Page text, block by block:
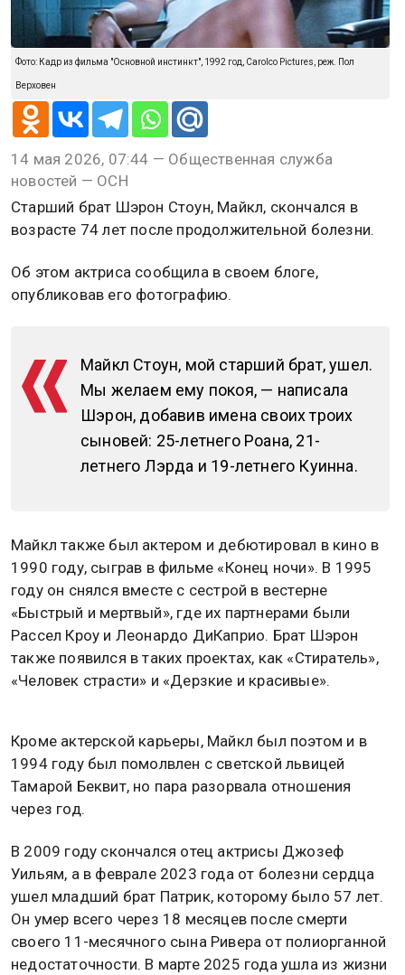
Фото: Кадр из фильма "Основной инстинкт", 1992 год, Carolco Pictures, реж. Пол
Верховен
14 мая 2026, 07:44 — Общественная служба
новостей — ОСН
Старший брат Шэрон Стоун, Майкл, скончался в
возрасте 74 лет после продолжительной болезни.
Об этом актриса сообщила в своем блоге,
опубликовав его фотографию.
Майкл Стоун, мой старший брат, ушел.
Мы желаем ему покоя, — написала
Шэрон, добавив имена своих троих
сыновей: 25-летнего Роана, 21-
летнего Лэрда и 19-летнего Куинна.
Майкл также был актером и дебютировал в кино в
1990 году, сыграв в фильме «Конец ночи». В 1995
году он снялся вместе с сестрой в вестерне
«Быстрый и мертвый», где их партнерами были
Рассел Кроу и Леонардо ДиКаприо. Брат Шэрон
также появился в таких проектах, как «Стиратель»,
«Человек страсти» и «Дерзкие и красивые».
Кроме актерской карьеры, Майкл был поэтом и в
1994 году был помолвлен с светской львицей
Тамарой Беквит, но пара разорвала отношения
через год.
В 2009 году скончался отец актрисы Джозеф
Уильям, а в феврале 2023 года от болезни сердца
ушел младший брат Патрик, которому было 57 лет.
Он умер всего через 18 месяцев после смерти
своего 11-месячного сына Ривера от полиорганной
недостаточности. В марте 2025 года ушла из жизни